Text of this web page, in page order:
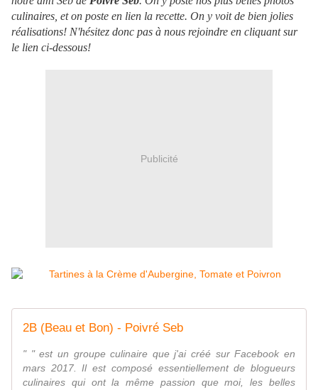
culinaires, et on poste en lien la recette. On y voit de bien jolies
réalisations! N'hésitez donc pas à nous rejoindre en cliquant sur
le lien ci-dessous!
Publicité
2B (Beau et Bon) - Poivré Seb
" " est un groupe culinaire que j'ai créé sur Facebook en
mars 2017. Il est composé essentiellement de blogueurs
culinaires qui ont la même passion que moi, les belles